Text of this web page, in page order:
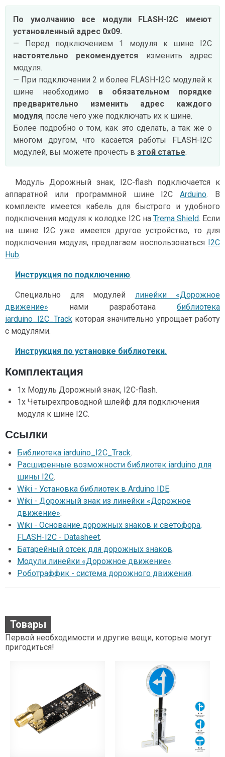
По умолчанию все модули FLASH-I2C имеют
установленный адрес 0х09.
— Перед подключением 1 модуля к шине I2C
настоятельно рекомендуется изменить адрес
модуля.
— При подключении 2 и более FLASH-I2C модулей к
шине необходимо в обязательном порядке
предварительно изменить адрес каждого
модуля, после чего уже подключать их к шине.
Более подробно о том, как это сделать, а так же о
многом другом, что касается работы FLASH-I2C
модулей, вы можете прочесть в этой статье.
Модуль Дорожный знак, I2C-flash подключается к
аппаратной или программной шине I2CArduino. В
комплекте имеется кабель для быстрого и удобного
подключения модуля к колодке I2C на Trema Shield. Если
на шине I2C уже имеется другое устройство, то для
подключения модуля, предлагаем воспользоваться I2C
Hub.
Инструкция по подключению.
Специально для модулей линейки «Дорожное
движение» нами разработана библиотека
iarduino_I2C_Track которая значительно упрощает работу
с модулями.
Инструкция по установке библиотеки.
Комплектация
1x Модуль Дорожный знак, I2C-flash.
1x Четырехпроводной шлейф для подключения
модуля к шине I2C.
Ссылки
Библиотека iarduino_I2C_Track.
Расширенные возможности библиотек iarduino для
шины I2C.
Wiki - Установка библиотек в Arduino IDE.
Wiki - Дорожный знак из линейки «Дорожное
движение».
Wiki - Основание дорожных знаков и светофора,
FLASH-I2C - Datasheet.
Батарейный отсек для дорожных знаков.
Модули линейки «Дорожное движение».
Роботраффик - система дорожного движения.
Товары
Первой необходимости и другие вещи, которые могут
пригодиться!